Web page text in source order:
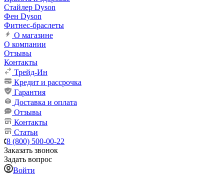
Стайлер Dyson
Фен Dyson
Фитнес-браслеты
О магазине
О компании
Отзывы
Контакты
Трейд-Ин
Кредит и рассрочка
Гарантия
Доставка и оплата
Отзывы
Контакты
Статьи
8 (800) 500-00-22
Заказать звонок
Задать вопрос
Войти